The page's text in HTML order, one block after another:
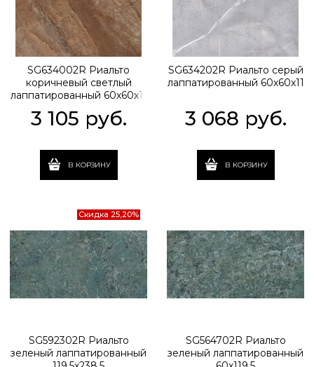
SG634002R Риальто
коричневый светлый
лаппатированный 60х60х11
3 105 руб.
В КОРЗИНУ
SG634202R Риальто серый
лаппатированный 60х60х11
3 068 руб.
В КОРЗИНУ
Скидка 25,20%
SG592302R Риальто
зеленый лаппатированный
SG564702R Риальто
зеленый лаппатированный